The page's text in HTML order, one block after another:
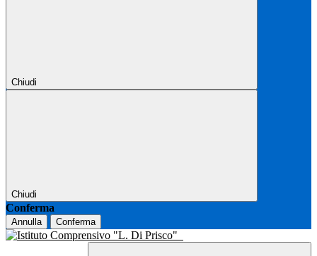
Chiudi
Chiudi
Conferma
Annulla Conferma